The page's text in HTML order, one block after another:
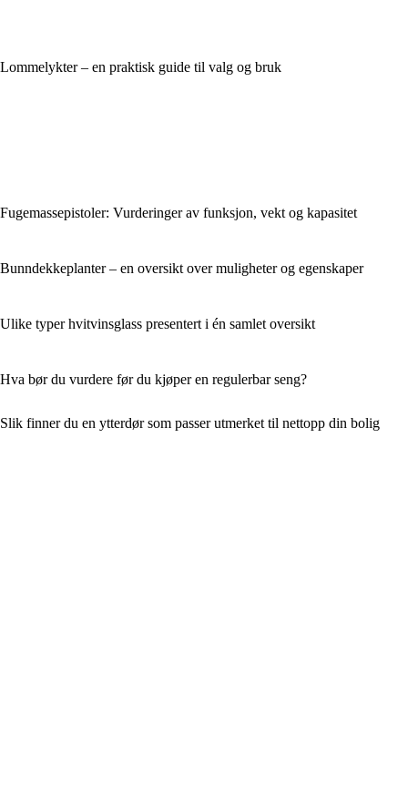
Lommelykter – en praktisk guide til valg og bruk
Fugemassepistoler: Vurderinger av funksjon, vekt og kapasitet
Bunndekkeplanter – en oversikt over muligheter og egenskaper
Ulike typer hvitvinsglass presentert i én samlet oversikt
Hva bør du vurdere før du kjøper en regulerbar seng?
Slik finner du en ytterdør som passer utmerket til nettopp din bolig